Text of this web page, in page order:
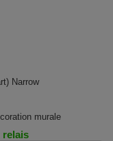
Narrow
murale
relais